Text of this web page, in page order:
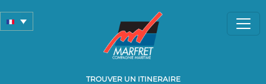
TROUVER UN ITINERAIRE